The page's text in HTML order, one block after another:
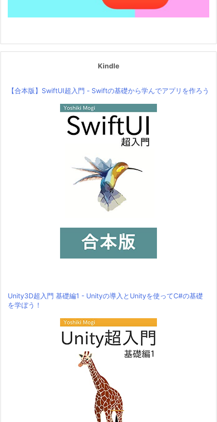
Kindle
【合本版】SwiftUI超入門 - Swiftの基礎から学んでアプリを作ろう
Unity3D超入門 基礎編1 - Unityの導入とUnityを使ってC#の基礎
を学ぼう！